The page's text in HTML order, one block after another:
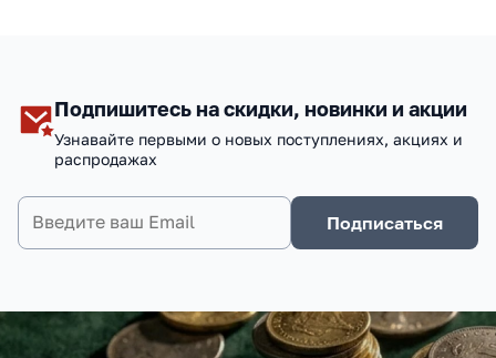
Подпишитесь на скидки, новинки и акции
Узнавайте первыми о новых поступлениях, акциях и
распродажах
Подписаться